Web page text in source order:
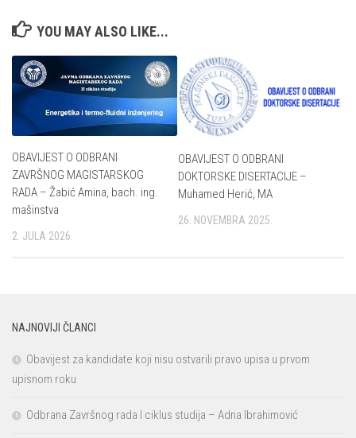
YOU MAY ALSO LIKE...
OBAVIJEST O ODBRANI
ZAVRŠNOG MAGISTARSKOG
RADA – Žabić Amina, bach. ing.
mašinstva
2. JULA 2026.
OBAVIJEST O ODBRANI
DOKTORSKE DISERTACIJE –
Muhamed Herić, MA
26. NOVEMBRA 2025.
NAJNOVIJI ČLANCI
Obavijest za kandidate koji nisu ostvarili pravo upisa u prvom
upisnom roku
Odbrana Završnog rada I ciklus studija – Adna Ibrahimović